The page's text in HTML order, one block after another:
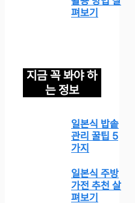
펴보기
지금 꼭 봐야 하
는 정보
일본식 밥솥
관리 꿀팁 5
가지
일본식 주방
가전 추천 살
펴보기